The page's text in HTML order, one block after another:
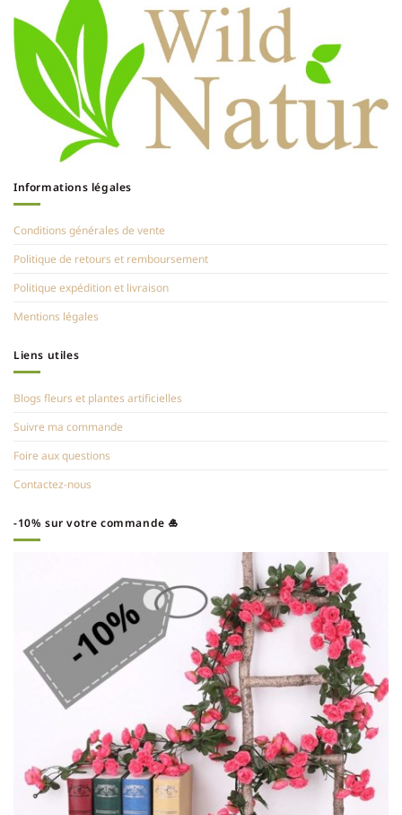
Informations légales
Conditions générales de vente
Politique de retours et remboursement
Politique expédition et livraison
Mentions légales
Liens utiles
Blogs fleurs et plantes artificielles
Suivre ma commande
Foire aux questions
Contactez-nous
-10% sur votre commande 🎍